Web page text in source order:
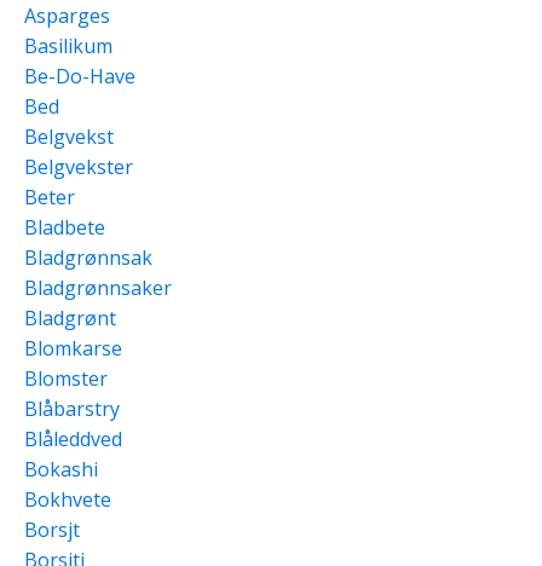
Asparges
Basilikum
Be-Do-Have
Bed
Belgvekst
Belgvekster
Beter
Bladbete
Bladgrønnsak
Bladgrønnsaker
Bladgrønt
Blomkarse
Blomster
Blåbarstry
Blåleddved
Bokashi
Bokhvete
Borsjt
Borsjtj